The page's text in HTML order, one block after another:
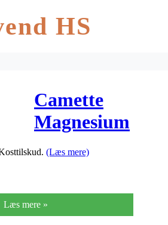
HS
Camette
Magnesium
Complex – 90
(Læs mere)
Læs mere »